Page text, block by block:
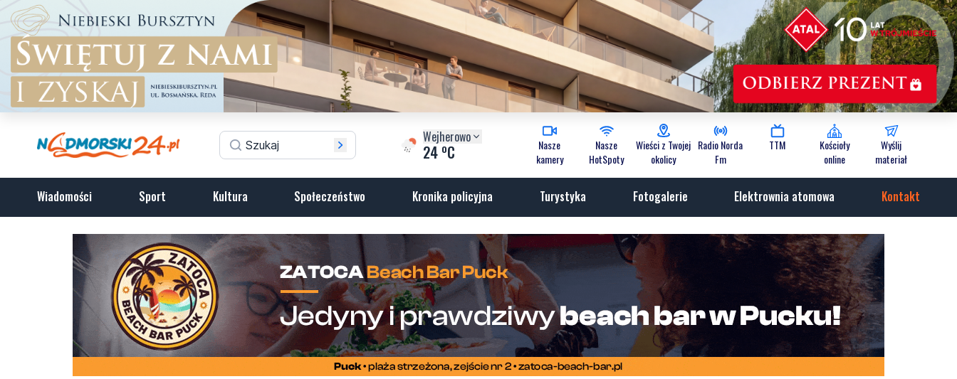
Wejherowo
24 oC
Nasze
kamery
Nasze
HotSpoty
Wieści z Twojej
okolicy
Radio Norda
Fm
TTM
Kościoły
online
Wyślij
materiał
Wiadomości Sport Kultura Społeczeństwo Kronika policyjna Turystyka Fotogalerie Elektrownia atomowa Kontakt